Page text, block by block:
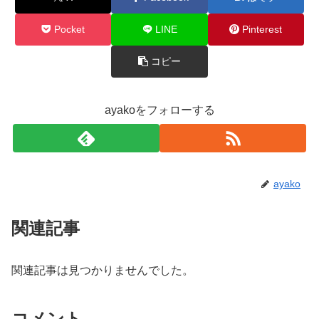
Pocket LINE Pinterest
コピー
ayakoをフォローする
ayako
関連記事
関連記事は見つかりませんでした。